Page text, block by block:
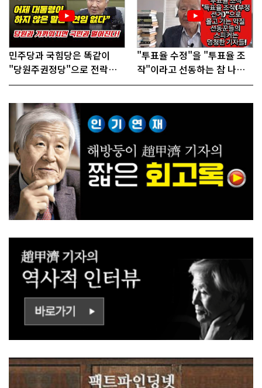
민주당과 국힘당은 똑같이
"당원주권정당"으로 전락했
다!
"투표율 수정"을 "투표율 조
작"이라고 선동하는 참 나쁜
사람들!